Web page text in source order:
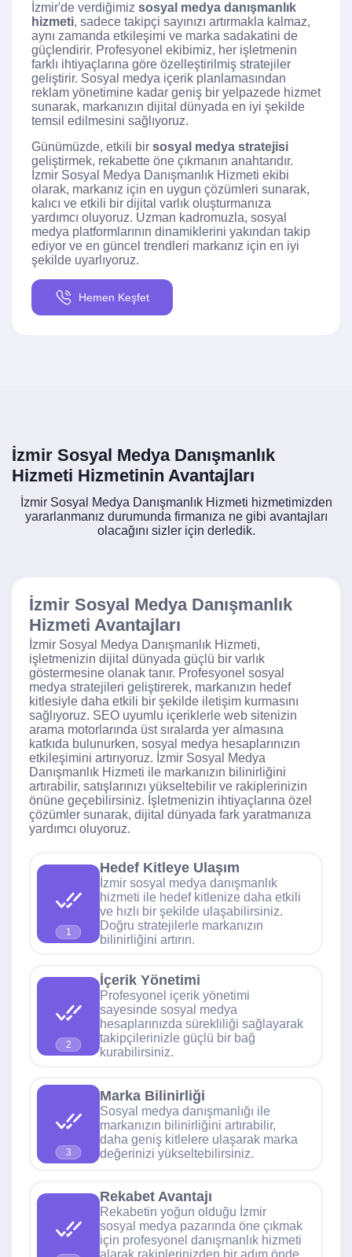
İzmir'de verdiğimiz sosyal medya danışmanlık
hizmeti, sadece takipçi sayınızı artırmakla kalmaz,
aynı zamanda etkileşimi ve marka sadakatini de
güçlendirir. Profesyonel ekibimiz, her işletmenin
farklı ihtiyaçlarına göre özelleştirilmiş stratejiler
geliştirir. Sosyal medya içerik planlamasından
reklam yönetimine kadar geniş bir yelpazede hizmet
sunarak, markanızın dijital dünyada en iyi şekilde
temsil edilmesini sağlıyoruz.
Günümüzde, etkili bir sosyal medya stratejisi
geliştirmek, rekabette öne çıkmanın anahtarıdır.
İzmir Sosyal Medya Danışmanlık Hizmeti ekibi
olarak, markanız için en uygun çözümleri sunarak,
kalıcı ve etkili bir dijital varlık oluşturmanıza
yardımcı oluyoruz. Uzman kadromuzla, sosyal
medya platformlarının dinamiklerini yakından takip
ediyor ve en güncel trendleri markanız için en iyi
şekilde uyarlıyoruz.
Hemen Keşfet
İzmir Sosyal Medya Danışmanlık
Hizmeti Hizmetinin Avantajları
İzmir Sosyal Medya Danışmanlık Hizmeti hizmetimizden
yararlanmanız durumunda firmanıza ne gibi avantajları
olacağını sizler için derledik.
İzmir Sosyal Medya Danışmanlık
Hizmeti Avantajları
İzmir Sosyal Medya Danışmanlık Hizmeti,
işletmenizin dijital dünyada güçlü bir varlık
göstermesine olanak tanır. Profesyonel sosyal
medya stratejileri geliştirerek, markanızın hedef
kitlesiyle daha etkili bir şekilde iletişim kurmasını
sağlıyoruz. SEO uyumlu içeriklerle web sitenizin
arama motorlarında üst sıralarda yer almasına
katkıda bulunurken, sosyal medya hesaplarınızın
etkileşimini artırıyoruz. İzmir Sosyal Medya
Danışmanlık Hizmeti ile markanızın bilinirliğini
artırabilir, satışlarınızı yükseltebilir ve rakiplerinizin
önüne geçebilirsiniz. İşletmenizin ihtiyaçlarına özel
çözümler sunarak, dijital dünyada fark yaratmanıza
yardımcı oluyoruz.
1
Hedef Kitleye Ulaşım
İzmir sosyal medya danışmanlık
hizmeti ile hedef kitlenize daha etkili
ve hızlı bir şekilde ulaşabilirsiniz.
Doğru stratejilerle markanızın
bilinirliğini artırın.
2
İçerik Yönetimi
Profesyonel içerik yönetimi
sayesinde sosyal medya
hesaplarınızda sürekliliği sağlayarak
takipçilerinizle güçlü bir bağ
kurabilirsiniz.
3
Marka Bilinirliği
Sosyal medya danışmanlığı ile
markanızın bilinirliğini artırabilir,
daha geniş kitlelere ulaşarak marka
değerinizi yükseltebilirsiniz.
Rekabet Avantajı
Rekabetin yoğun olduğu İzmir
sosyal medya pazarında öne çıkmak
için profesyonel danışmanlık hizmeti
alarak rakiplerinizden bir adım önde